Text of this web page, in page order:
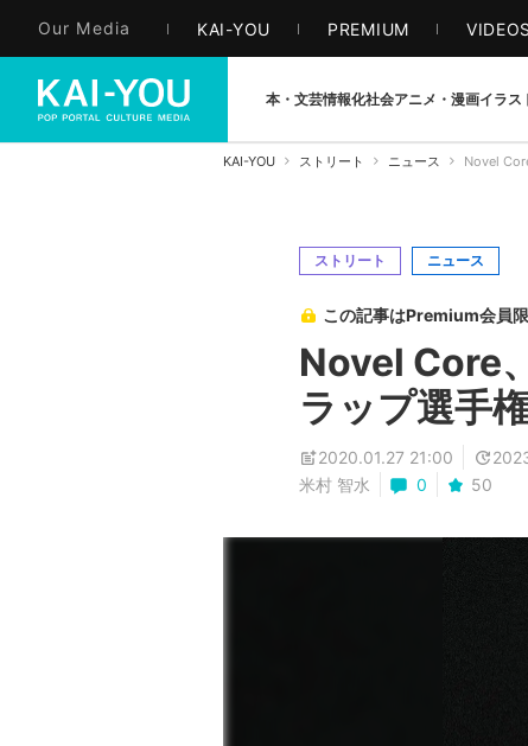
Our Media KAI-YOU PREMIUM VIDEOS
本・文芸情報化社会アニメ・漫画イラス
KAI-YOU ストリート ニュース Novel
ストリート ニュース
この記事はPremium会員
Novel Core
ラップ選手
2020.01.27 21:00
米村 智水
0 50